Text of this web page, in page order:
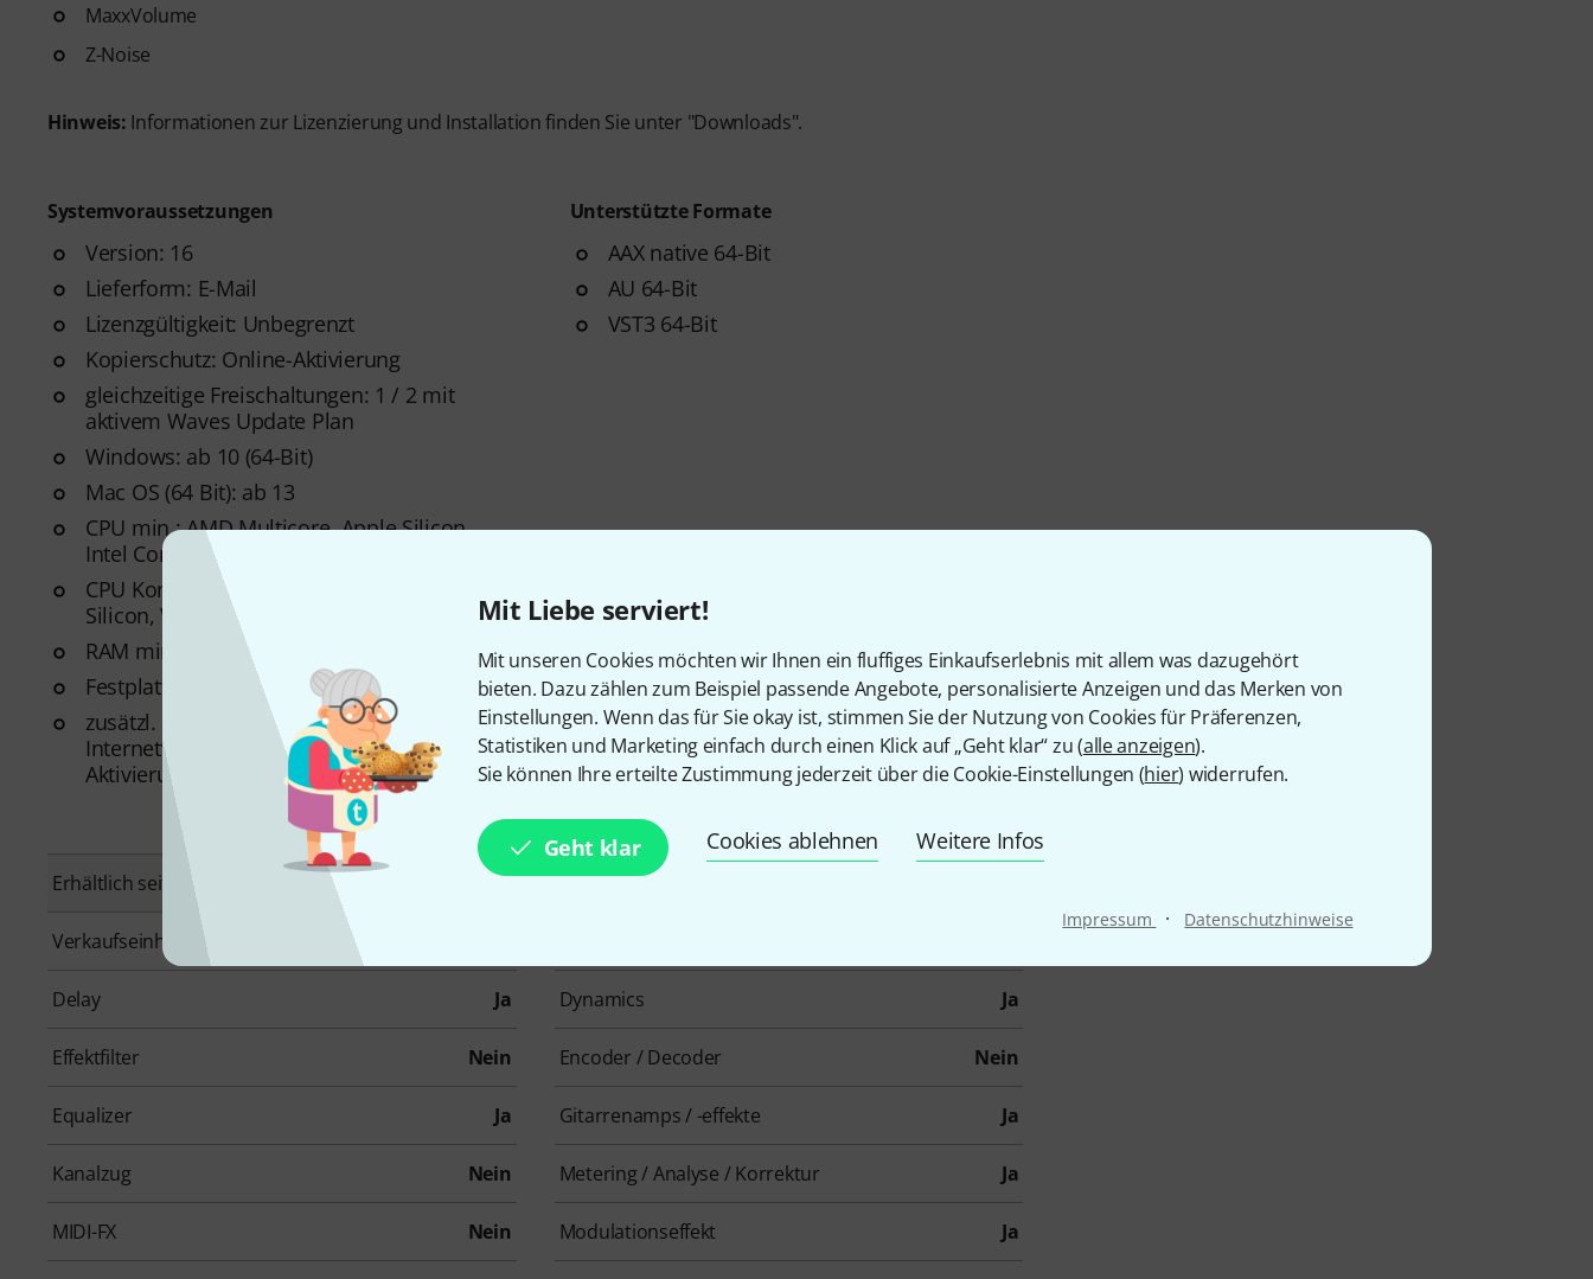
Mit Liebe serviert!
Mit unseren Cookies möchten wir Ihnen ein fluffiges Einkaufserlebnis mit allem was dazugehört
bieten. Dazu zählen zum Beispiel passende Angebote, personalisierte Anzeigen und das Merken von
Einstellungen. Wenn das für Sie okay ist, stimmen Sie der Nutzung von Cookies für Präferenzen,
Statistiken und Marketing einfach durch einen Klick auf „Geht klar“ zu (alle anzeigen).
Sie können Ihre erteilte Zustimmung jederzeit über die Cookie-Einstellungen (hier) widerrufen.
Geht klar Cookies ablehnen Weitere Infos
Impressum · Datenschutzhinweise
MaxxVolume
Z-Noise
Hinweis: Informationen zur Lizenzierung und Installation finden Sie unter "Downloads".
Systemvoraussetzungen
Version: 16
Lieferform: E-Mail
Lizenzgültigkeit: Unbegrenzt
Kopierschutz: Online-Aktivierung
gleichzeitige Freischaltungen: 1 / 2 mit
aktivem Waves Update Plan
Windows: ab 10 (64-Bit)
Mac OS (64 Bit): ab 13
CPU min.: AMD Multicore, Apple Silicon,
Intel Core
CPU Kompatibilität: Apple Intel, Apple
Silicon, Windows AMD, Windows Intel
RAM min.: 16 GB
Festplattenspeicher min.: 30 GB
zusätzl. Systemvoraussetzungen:
Internetverbindung für Installation und
Aktivierung
Unterstützte Formate
AAX native 64-Bit
AU 64-Bit
VST3 64-Bit
Erhältlich seit Oktober 2016 Artikelnummer
Verkaufseinheit
Delay Ja Dynamics Ja
Effektfilter Nein Encoder / Decoder Nein
Equalizer Ja Gitarrenamps / -effekte Ja
Kanalzug Nein Metering / Analyse / Korrektur Ja
MIDI-FX Nein Modulationseffekt Ja